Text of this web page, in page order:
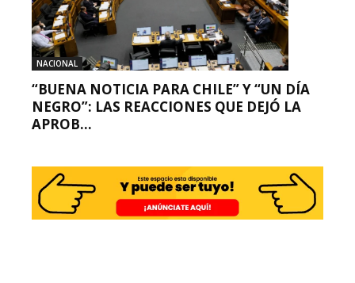
NACIONAL
“BUENA NOTICIA PARA CHILE” Y “UN DÍA
NEGRO”: LAS REACCIONES QUE DEJÓ LA
APROB...